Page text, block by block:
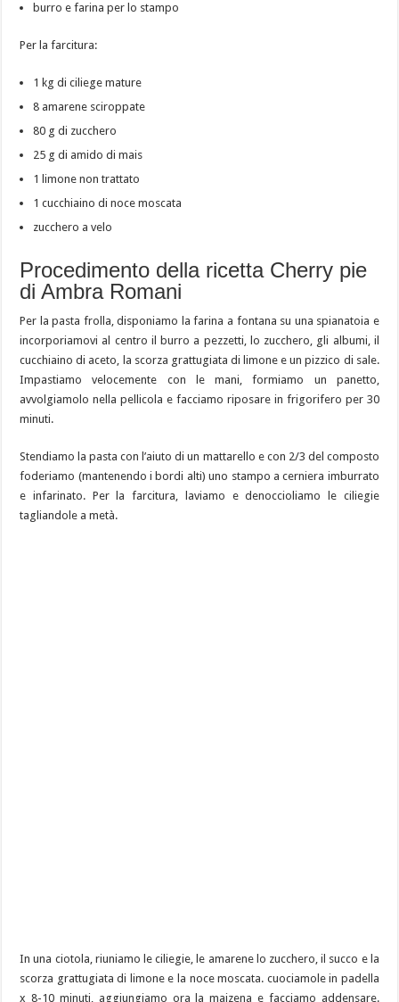
burro e farina per lo stampo
Per la farcitura:
1 kg di ciliege mature
8 amarene sciroppate
80 g di zucchero
25 g di amido di mais
1 limone non trattato
1 cucchiaino di noce moscata
zucchero a velo
Procedimento della ricetta Cherry pie
di Ambra Romani
Per la pasta frolla, disponiamo la farina a fontana su una spianatoia e
incorporiamovi al centro il burro a pezzetti, lo zucchero, gli albumi, il
cucchiaino di aceto, la scorza grattugiata di limone e un pizzico di sale.
Impastiamo velocemente con le mani, formiamo un panetto,
avvolgiamolo nella pellicola e facciamo riposare in frigorifero per 30
minuti.
Stendiamo la pasta con l’aiuto di un mattarello e con 2/3 del composto
foderiamo (mantenendo i bordi alti) uno stampo a cerniera imburrato
e infarinato. Per la farcitura, laviamo e denoccioliamo le ciliegie
tagliandole a metà.
In una ciotola, riuniamo le ciliegie, le amarene lo zucchero, il succo e la
scorza grattugiata di limone e la noce moscata. cuociamole in padella
x 8-10 minuti, aggiungiamo ora la maizena e facciamo addensare.